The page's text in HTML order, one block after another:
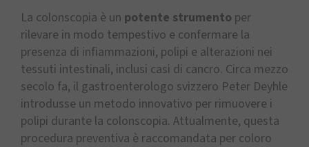
La colonscopia è un potente strumento per
rilevare in modo tempestivo e confermare la
presenza di infiammazioni, polipi e alterazioni nei
tessuti intestinali, inclusi casi di cancro. Circa mezzo
secolo fa, il gastroenterologo svizzero Peter Deyhle
introdusse un metodo innovativo per rimuovere i
polipi durante la colonscopia. Attualmente, questa
procedura preventiva è raccomandata per coloro